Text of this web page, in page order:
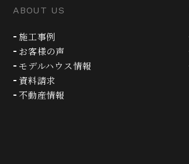
ABOUT US
施工事例
お客様の声
モデルハウス情報
資料請求
不動産情報